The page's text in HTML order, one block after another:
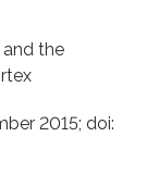
the
2015; doi: